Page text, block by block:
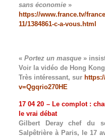
sans économie»
https://www.france.tv/
11/1384861-c-a-vous.html
« Portez un masque»
Voir la vidéo de Hong
Très intéressant, sur
v=Qgqrio270HE
17 04 20 – Le complot :
le vrai débat
Gilbert Deray chef du
Salpêtrière à Paris, le 17